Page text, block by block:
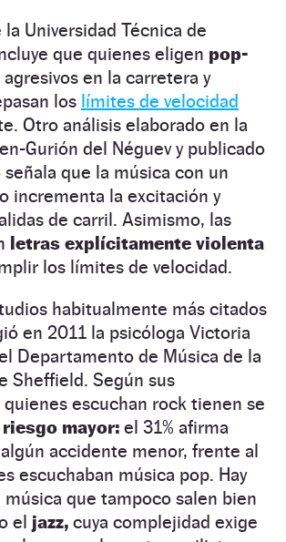
Universidad Técnica de
que quienes eligen pop-
en la carretera y
los límites de velocidad
Otro análisis elaborado en la
Gurión del Néguev y publicado
que la música con un
incrementa la excitación y
de carril. Asimismo, las
letras explícitamente violenta
los límites de velocidad.
habitualmente más citados
en 2011 la psicóloga Victoria
Departamento de Música de la
Sheffield. Según sus
escuchan rock tienen se
riesgo mayor: el 31% afirma
accidente menor, frente al
escuchaban música pop. Hay
que tampoco salen bien
el jazz, cuya complejidad exige